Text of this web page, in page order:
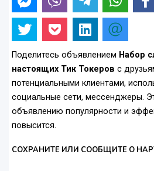
Поделитесь объявлением Набор
настоящих Тик Токеров с
потенциальными клиентами,
социальные сети, мессенджеры.
объявлению популярности и
повысится.
СОХРАНИТЕ ИЛИ СООБЩИТЕ О